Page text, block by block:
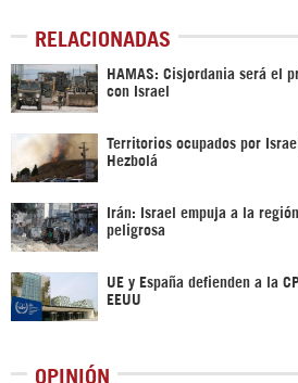
RELACIONADAS
HAMAS: Cisjordania será el
con Israel
Territorios ocupados por
Hezbolá
Irán: Israel empuja a la
peligrosa
UE y España defienden a la
EEUU
OPINIÓN